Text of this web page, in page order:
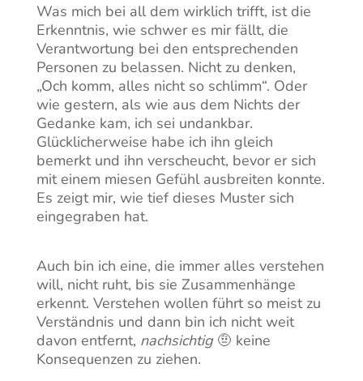
Was mich bei all dem wirklich trifft, ist die
Erkenntnis, wie schwer es mir fällt, die
Verantwortung bei den entsprechenden
Personen zu belassen. Nicht zu denken,
„Och komm, alles nicht so schlimm“. Oder
wie gestern, als wie aus dem Nichts der
Gedanke kam, ich sei undankbar.
Glücklicherweise habe ich ihn gleich
bemerkt und ihn verscheucht, bevor er sich
mit einem miesen Gefühl ausbreiten konnte.
Es zeigt mir, wie tief dieses Muster sich
eingegraben hat.
Auch bin ich eine, die immer alles verstehen
will, nicht ruht, bis sie Zusammenhänge
erkennt. Verstehen wollen führt so meist zu
Verständnis und dann bin ich nicht weit
davon entfernt, nachsichtig 🤨 keine
Konsequenzen zu ziehen.